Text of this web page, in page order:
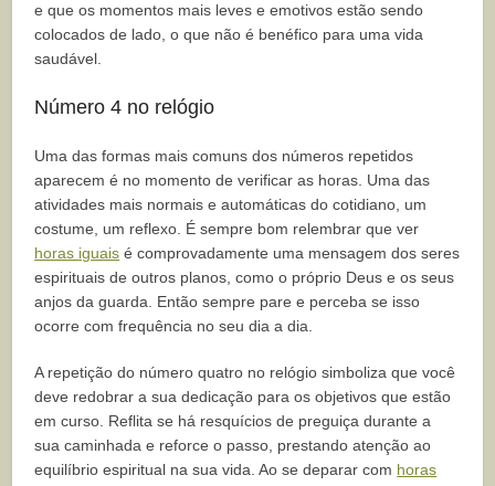
e que os momentos mais leves e emotivos estão sendo
colocados de lado, o que não é benéfico para uma vida
saudável.
Número 4 no relógio
Uma das formas mais comuns dos números repetidos
aparecem é no momento de verificar as horas. Uma das
atividades mais normais e automáticas do cotidiano, um
costume, um reflexo. É sempre bom relembrar que ver
horas iguais é comprovadamente uma mensagem dos seres
espirituais de outros planos, como o próprio Deus e os seus
anjos da guarda. Então sempre pare e perceba se isso
ocorre com frequência no seu dia a dia.
A repetição do número quatro no relógio simboliza que você
deve redobrar a sua dedicação para os objetivos que estão
em curso. Reflita se há resquícios de preguiça durante a
sua caminhada e reforce o passo, prestando atenção ao
equilíbrio espiritual na sua vida. Ao se deparar com horas